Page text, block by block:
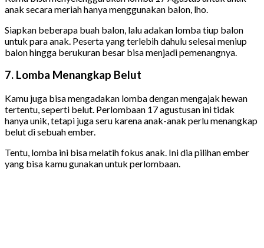
anak secara meriah hanya menggunakan balon, lho.
Siapkan beberapa buah balon, lalu adakan lomba tiup balon
untuk para anak. Peserta yang terlebih dahulu selesai meniup
balon hingga berukuran besar bisa menjadi pemenangnya.
7. Lomba Menangkap Belut
Kamu juga bisa mengadakan lomba dengan mengajak hewan
tertentu, seperti belut. Perlombaan 17 agustusan ini tidak
hanya unik, tetapi juga seru karena anak-anak perlu menangkap
belut di sebuah ember.
Tentu, lomba ini bisa melatih fokus anak. Ini dia pilihan ember
yang bisa kamu gunakan untuk perlombaan.